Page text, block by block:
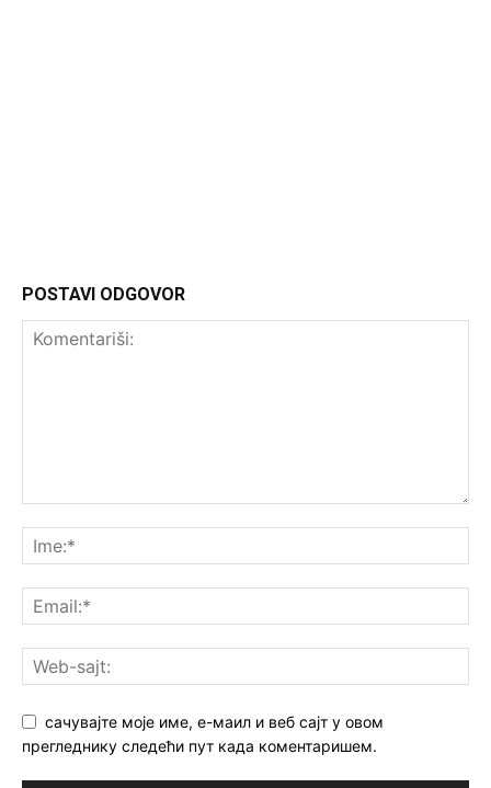
POSTAVI ODGOVOR
сачувајте моје име, е-маил и веб сајт у овом
прегледнику следећи пут када коментаришем.